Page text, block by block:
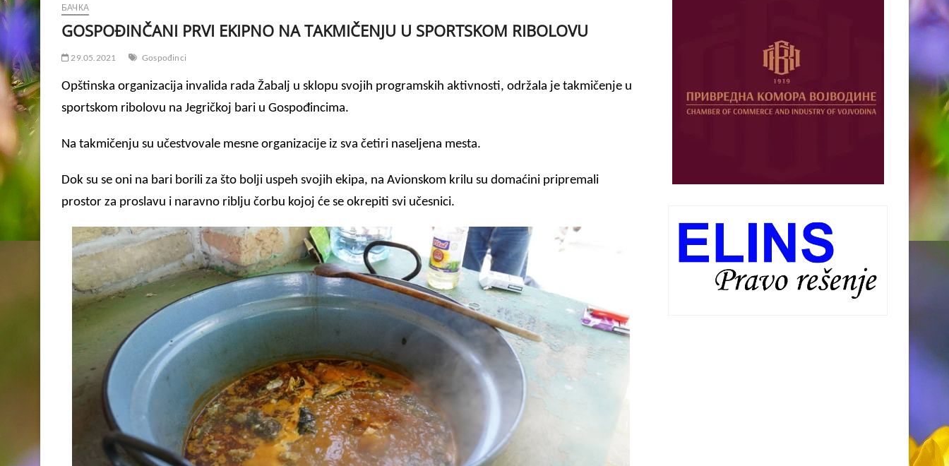
БАЧКА
GOSPOĐINČANI PRVI EKIPNO NA TAKMIČENJU U SPORTSKOM RIBOLOVU
29.05.2021 Gospođinci
Opštinska organizacija invalida rada Žabalj u sklopu svojih programskih aktivnosti, održala je takmičenje u
sportskom ribolovu na Jegričkoj bari u Gospođincima.
Na takmičenju su učestvovale mesne organizacije iz sva četiri naseljena mesta.
Dok su se oni na bari borili za što bolji uspeh svojih ekipa, na Avionskom krilu su domaćini pripremali
prostor za proslavu i naravno riblju čorbu kojoj će se okrepiti svi učesnici.